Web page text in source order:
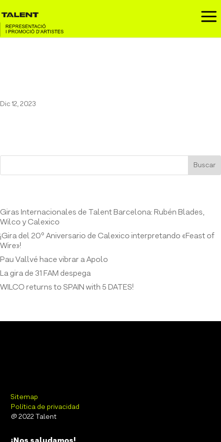
a
Dic 12, 2023
Buscar
Giras Internacionales de Talent Barcelona: Rubén Blades,
Wilco y Calexico
¡Gira del 20º Aniversario de Calexico interpretando «Feast of
Wire»!
Pau Vallvé hace vibrar a Apolo
La gira de 31 FAM despega
WILCO returns to SPAIN with 5 DATES!
Sitemap
Política de privacidad
@ 2022 Talent